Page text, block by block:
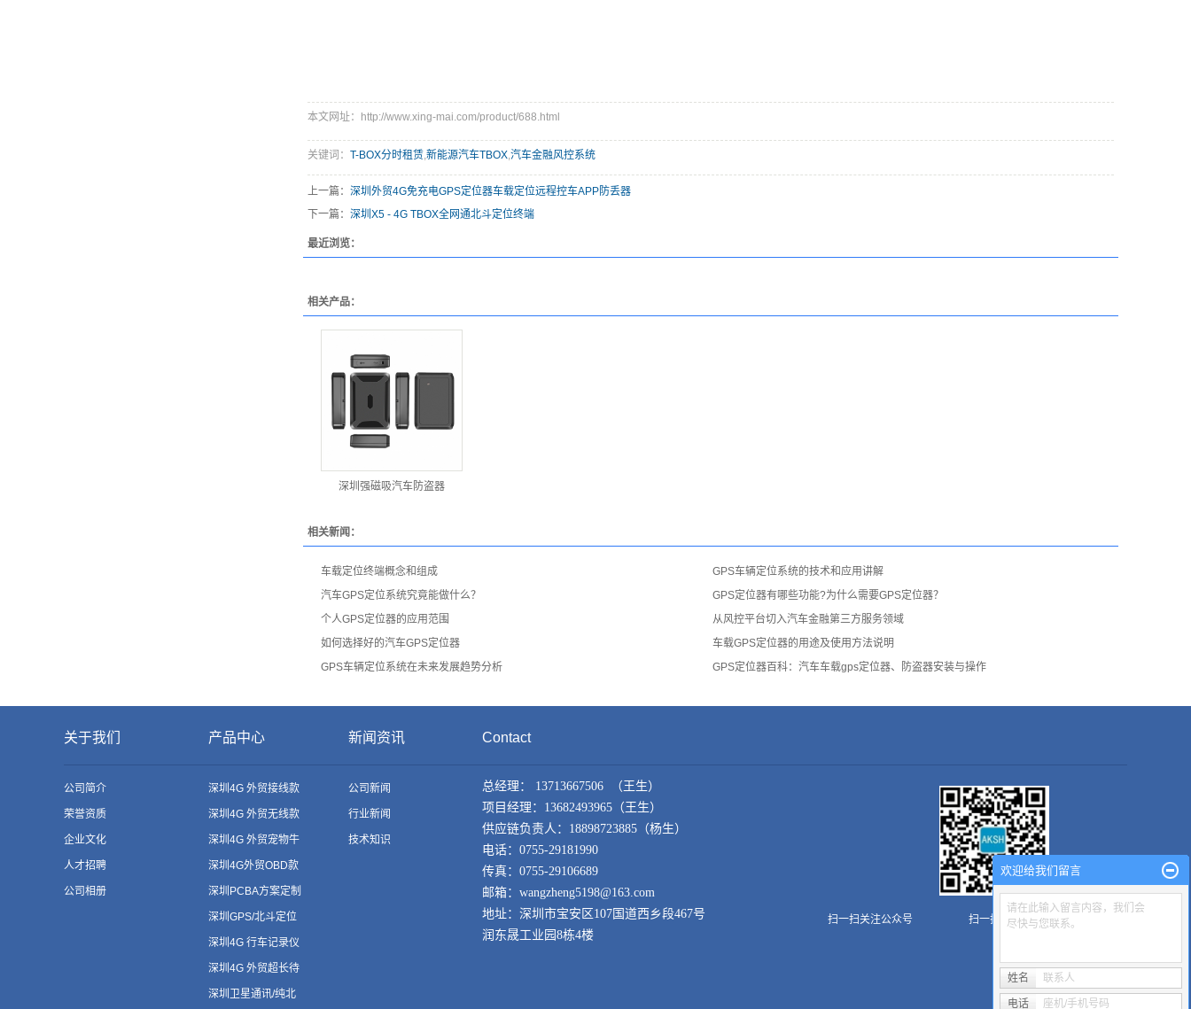
本文网址：http://www.xing-mai.com/product/688.html
关键词： T-BOX分时租赁,新能源汽车TBOX,汽车金融风控系统
上一篇： 深圳外贸4G免充电GPS定位器车载定位远程控车APP防丢器
下一篇： 深圳X5 - 4G TBOX全网通北斗定位终端
最近浏览：
相关产品：
深圳强磁吸汽车防盗器
相关新闻：
车载定位终端概念和组成
GPS车辆定位系统的技术和应用讲解
汽车GPS定位系统究竟能做什么？
GPS定位器有哪些功能?为什么需要GPS定位器？
个人GPS定位器的应用范围
从风控平台切入汽车金融第三方服务领域
如何选择好的汽车GPS定位器
车载GPS定位器的用途及使用方法说明
GPS车辆定位系统在未来发展趋势分析
GPS定位器百科：汽车车载gps定位器、防盗器安装与操作
关于我们
公司简介
荣誉资质
企业文化
人才招聘
公司相册
产品中心
深圳4G 外贸接线款
深圳4G 外贸无线款
深圳4G 外贸宠物牛
羊款
深圳4G外贸OBD款
深圳PCBA方案定制
深圳GPS/北斗定位
模组
深圳4G 行车记录仪
深圳4G 外贸超长待
机款
深圳卫星通讯/纯北
新闻资讯
公司新闻
行业新闻
技术知识
Contact
总经理： 13713667506 （王生）
项目经理：13682493965（王生）
供应链负责人：18898723885（杨生）
电话：0755-29181990
传真：0755-29106689
邮箱：wangzheng5198@163.com
地址：深圳市宝安区107国道西乡段467号
润东晟工业园8栋4楼
扫一扫关注公众号 扫一扫关注AKSH
欢迎给我们留言
请在此输入留言内容，我们会
尽快与您联系。
姓名 联系人
电话 座机/手机号码